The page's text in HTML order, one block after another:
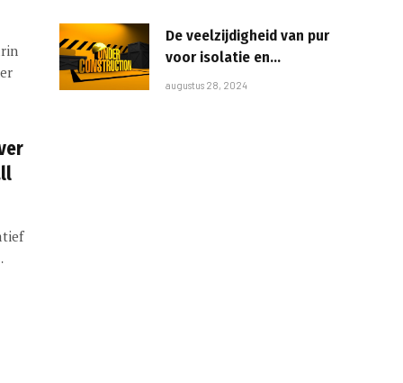
De veelzijdigheid van pur
voor isolatie en
constructie
augustus 28, 2024